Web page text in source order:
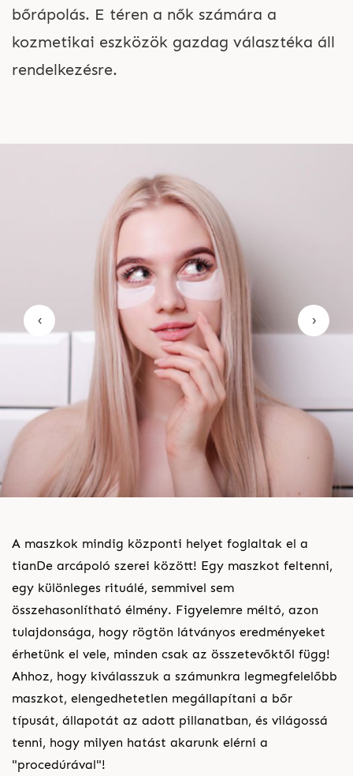
bőrápolás. E téren a nők számára a
kozmetikai eszközök gazdag választéka áll
rendelkezésre.
‹ ›
A maszkok mindig központi helyet foglaltak el a
tianDe arcápoló szerei között! Egy maszkot feltenni,
egy különleges rituálé, semmivel sem
összehasonlítható élmény. Figyelemre méltó, azon
tulajdonsága, hogy rögtön látványos eredményeket
érhetünk el vele, minden csak az összetevőktől függ!
Ahhoz, hogy kiválasszuk a számunkra legmegfelelőbb
maszkot, elengedhetetlen megállapítani a bőr
típusát, állapotát az adott pillanatban, és világossá
tenni, hogy milyen hatást akarunk elérni a
"procedúrával"!